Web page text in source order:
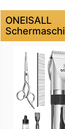
ONEISALL